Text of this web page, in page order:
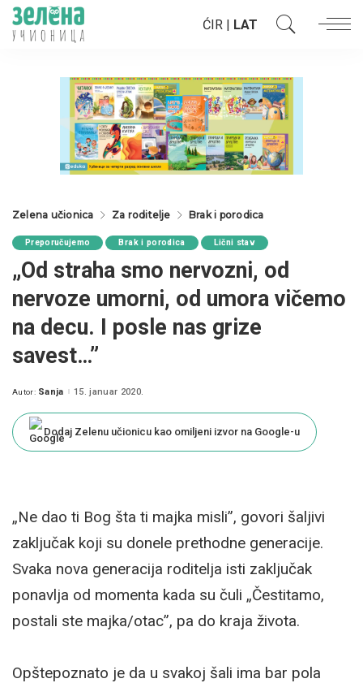
ĆIR | LAT
Zelena učionica Za roditelje Brak i porodica
Preporučujemo Brak i porodica Lični stav
„Od straha smo nervozni, od
nervoze umorni, od umora vičemo
na decu. I posle nas grize
savest…”
Posted
Autor: Sanja 15. januar 2020.
Dodaj Zelenu učionicu kao omiljeni izvor na Google-u
„Ne dao ti Bog šta ti majka misli”, govori šaljivi
zaključak koji su donele prethodne generacije.
Svaka nova generacija roditelja isti zaključak
ponavlja od momenta kada su čuli „Čestitamo,
postali ste majka/otac”, pa do kraja života.
Opštepoznato je da u svakoj šali ima bar pola